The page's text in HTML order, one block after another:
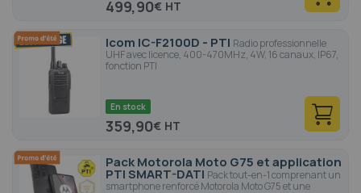
499,90€
Icom IC-F2100D - PTI Radio professionnelle
UHF avec licence, 400-470MHz, 4W, 16 canaux, IP67,
fonction PTI
En stock
359,90€
Pack Motorola Moto G75 et application
PTI SMART-DATI Pack tout-en-1 comprenant un
smartphone renforcé Motorola Moto G75 et une